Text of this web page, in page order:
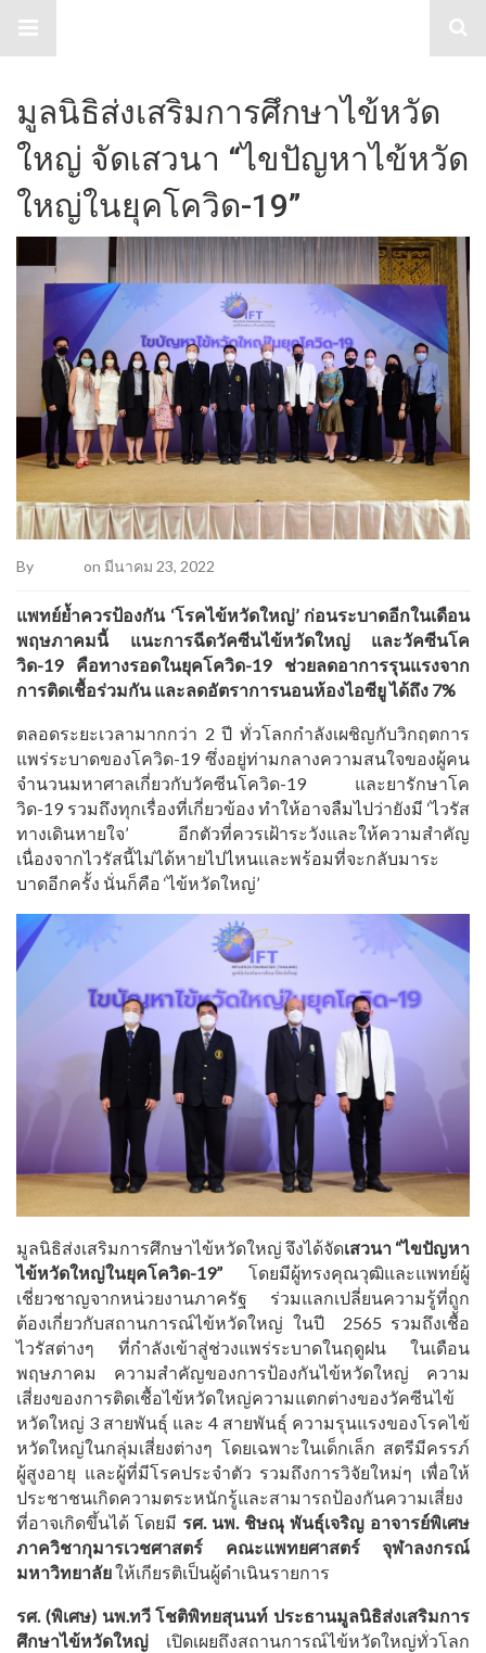
มูลนิธิส่งเสริมการศึกษาไข้หวัด
ใหญ่ จัดเสวนา “ไขปัญหาไข้หวัด
ใหญ่ในยุคโควิด-19”
By on มีนาคม 23, 2022
แพทย์ย้ำควรป้องกัน ‘โรคไข้หวัดใหญ่’ ก่อนระบาดอีกในเดือน
พฤษภาคมนี้ แนะการฉีดวัคซีนไข้หวัดใหญ่ และวัคซีนโค
วิด-19 คือทางรอดในยุคโควิด-19 ช่วยลดอาการรุนแรงจาก
การติดเชื้อร่วมกัน และลดอัตราการนอนห้องไอซียู ได้ถึง 7%
ตลอดระยะเวลามากกว่า 2 ปี ทั่วโลกกำลังเผชิญกับวิกฤตการ
แพร่ระบาดของโควิด-19 ซึ่งอยู่ท่ามกลางความสนใจของผู้คน
จำนวนมหาศาลเกี่ยวกับวัคซีนโควิด-19 และยารักษาโค
วิด-19 รวมถึงทุกเรื่องที่เกี่ยวข้อง ทำให้อาจลืมไปว่ายังมี ‘ไวรัส
ทางเดินหายใจ’ อีกตัวที่ควรเฝ้าระวังและให้ความสำคัญ
เนื่องจากไวรัสนี้ไม่ได้หายไปไหนและพร้อมที่จะกลับมาระ
บาดอีกครั้ง นั่นก็คือ ‘ไข้หวัดใหญ่’
มูลนิธิส่งเสริมการศึกษาไข้หวัดใหญ่ จึงได้จัดเสวนา “ไขปัญหา
ไข้หวัดใหญ่ในยุคโควิด-19”โดยมีผู้ทรงคุณวุฒิและแพทย์ผู้
เชี่ยวชาญจากหน่วยงานภาครัฐ ร่วมแลกเปลี่ยนความรู้ที่ถูก
ต้องเกี่ยวกับสถานการณ์ไข้หวัดใหญ่ ในปี 2565 รวมถึงเชื้อ
ไวรัสต่างๆ ที่กำลังเข้าสู่ช่วงแพร่ระบาดในฤดูฝน ในเดือน
พฤษภาคม ความสำคัญของการป้องกันไข้หวัดใหญ่ ความ
เสี่ยงของการติดเชื้อไข้หวัดใหญ่ความแตกต่างของวัคซีนไข้
หวัดใหญ่ 3 สายพันธุ์ และ 4 สายพันธุ์ ความรุนแรงของโรคไข้
หวัดใหญ่ในกลุ่มเสี่ยงต่างๆ โดยเฉพาะในเด็กเล็ก สตรีมีครรภ์
ผู้สูงอายุ และผู้ที่มีโรคประจำตัว รวมถึงการวิจัยใหม่ๆ เพื่อให้
ประชาชนเกิดความตระหนักรู้และสามารถป้องกันความเสี่ยง
ที่อาจเกิดขึ้นได้ โดยมี รศ. นพ. ชิษณุ พันธุ์เจริญ อาจารย์พิเศษ
ภาควิชากุมารเวชศาสตร์ คณะแพทยศาสตร์ จุฬาลงกรณ์
มหาวิทยาลัยให้เกียรติเป็นผู้ดำเนินรายการ
รศ. (พิเศษ) นพ.ทวี โชติพิทยสุนนท์ ประธานมูลนิธิส่งเสริมการ
ศึกษาไข้หวัดใหญ่ เปิดเผยถึงสถานการณ์ไข้หวัดใหญ่ทั่วโลก